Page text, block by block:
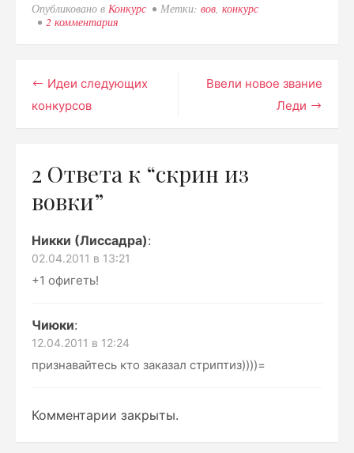
Опубликовано в Конкурс Метки: вов, конкурс
2 комментария
Навигация
по
Ввели новое звание
Леди
Идеи следующих
конкурсов
2 Ответа к “скрин из
вовки”
Никки (Лиссадра):
02.04.2011 в 13:21
+1 офигеть!
Чиюки:
12.04.2011 в 12:24
признавайтесь кто заказал стриптиз))))=
Комментарии закрыты.